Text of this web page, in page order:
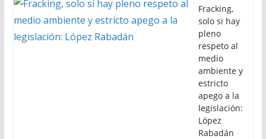
Fracking,
solo si hay
pleno
respeto al
medio
ambiente y
estricto
apego a la
legislación:
López
Rabadán